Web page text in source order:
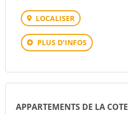
LOCALISER
PLUS D'INFOS
APPARTEMENTS DE LA COTE